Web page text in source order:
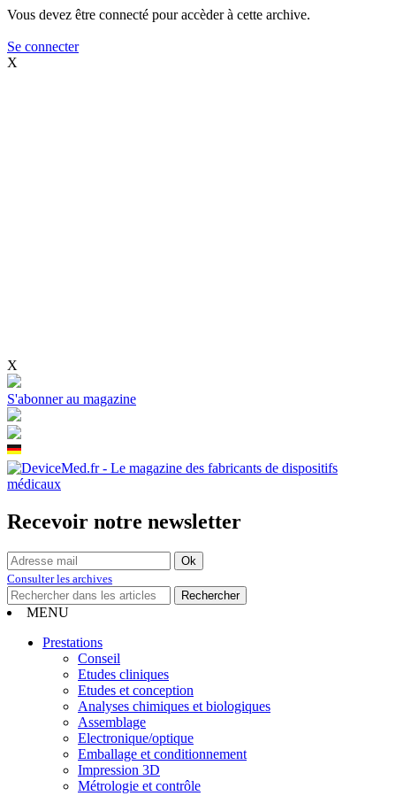
Vous devez être connecté pour accèder à cette archive.
Se connecter
X
X
S'abonner au magazine
Recevoir notre newsletter
Consulter les archives
MENU
Prestations
Conseil
Etudes cliniques
Etudes et conception
Analyses chimiques et biologiques
Assemblage
Electronique/optique
Emballage et conditionnement
Impression 3D
Métrologie et contrôle